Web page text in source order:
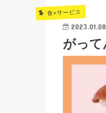
食×サービス
2023.01.08
がって